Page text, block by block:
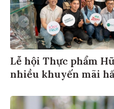
Lễ hội Thực phẩm
nhiều khuyến mãi